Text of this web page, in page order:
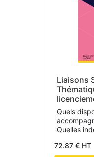
Liaisons
Quels
Quelles
72.87 € HT